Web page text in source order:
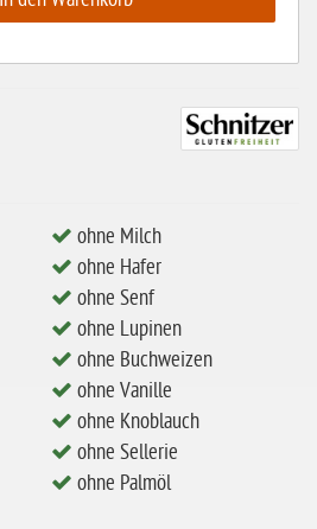
ohne Milch
ohne Hafer
ohne Senf
ohne Lupinen
ohne Buchweizen
ohne Vanille
ohne Knoblauch
ohne Sellerie
ohne Palmöl